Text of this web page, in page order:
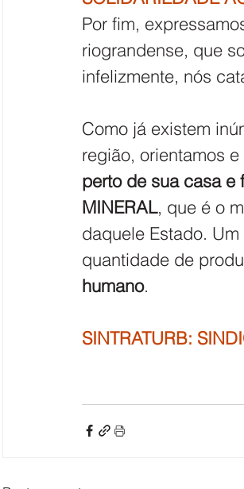
Por fim,
riograndense, que
infelizmente, nós
Como já existem
região, orientamos
perto de sua casa e
MINERAL, que é o
daquele Estado.
quantidade de
humano.
SINTRATURB: